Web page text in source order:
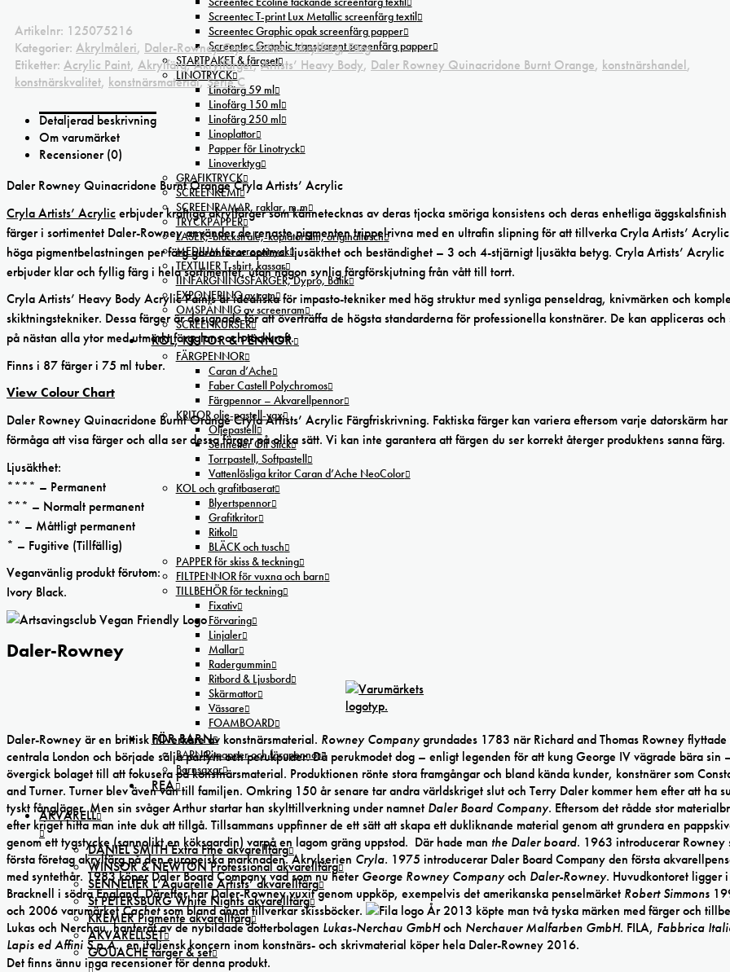
Screentec T-print Lux Metallic screenfärg textil
Screentec Graphic opak screenfärg papper
Screentec Graphic transparent screenfärg papper
STARTPAKET & färgset
LINOTRYCK
Linofärg 59 ml
Linofärg 150 ml
Linofärg 250 ml
Linoplattor
Papper för Linotryck
Linoverktyg
GRAFIKTRYCK
SCREENKEMI
SCREENRAMAR, raklar, m.m
TRYCKPAPPER
LASER,-bläckstråle,-kopiatorfilm, oríginaltusch
MEDIUM för screentryck
TEXTILIER T-shirt, kassar
IINFÄRGNINGSFÄRGER, Dypro, Batik
EXPONERING av ram
OMSPÄNNIG av screenram
SCREENKURSER
KOL, KRITOR & PENNOR
FÄRGPENNOR
Caran d’Ache
Faber Castell Polychromos
Färgpennor – Akvarellpennor
KRITOR olje-pastell-vax
Oljepastell
Sennelier Oil Stick
Torrpastell, Softpastell
Vattenlösliga kritor Caran d’Ache NeoColor
KOL och grafitbaserat
Blyertspennor
Grafitkritor
Ritkol
BLÄCK och tusch
PAPPER för skiss & teckning
FILTPENNOR för vuxna och barn
TILLBEHÖR för teckning
Fixativ
Förvaring
Linjaler
Mallar
Radergummin
Ritbord & Ljusbord
Skärmattor
Vässare
FOAMBOARD
FÖR BARN
BARN Ritpapper och färgpennor
Barnsaxar
REA
AKVARELL
DANIEL SMITH Extra Fine akvarellfärg
WINSOR & NEWTON Professional akvarellfärg
SENNELIER L’Aquarelle Artists’ akvarellfärg
St PETERSBURG White Nights akvarellfärg
KREMER Pigmente akvarellfärg
AKVARELLSET
GOUACHE färger & set
Artikelnr: 125075216
Kategorier: Akrylmåleri, Daler-Rowney Cryla Artists’ akrylfärg,Färg
Etiketter: Acrylic Paint, Akrylfärg,Akrylfärger,Artists’ Heavy Body, Daler Rowney Quinacridone Burnt Orange, konstnärshandel,
konstnärskvalitet, konstnärsmaterial,Serie C
Detaljerad beskrivning
Om varumärket
Recensioner (0)
Daler Rowney Quinacridone Burnt Orange Cryla Artists’ Acrylic
Cryla Artists’ Acrylicerbjuder kraftiga akrylfärger som kännetecknas av deras tjocka smöriga konsistens och deras enhetliga
färger i sortimentet Daler-Rowney använder de renaste pigmenten trippelrivna med en ultrafin slipning för att tillverka Cryla Artists’
höga pigmentbelastningen per färg garanterar optimal ljusäkthet och beständighet – 3 och 4-stjärnigt ljusäkta betyg. Cryla Artists’ Acrylic
erbjuder klar och fyllig färg i hela sortimentet, utan någon synlig färgförskjutning från vått till torrt.
Cryla Artists’ Heavy Body Acrylic Paints är idealiska för impasto-tekniker med hög struktur med synliga penseldrag, knivmärken och
skiktningstekniker. Dessa färger är designade för att överträffa de högsta standarderna för professionella konstnärer. De kan appliceras och
på nästan alla ytor med utmärkt färgglans och täckkraft.
Finns i 87 färger i 75 ml tuber.
View Colour Chart
Daler Rowney Quinacridone Burnt Orange Cryla Artists’ Acrylic Färgfriskrivning. Faktiska färger kan variera eftersom varje datorskärm
förmåga att visa färger och alla ser dessa färger på olika sätt. Vi kan inte garantera att färgen du ser korrekt återger produktens sanna färg.
Ljusäkthet:
**** – Permanent
*** – Normalt permanent
** – Måttligt permanent
* – Fugitive (Tillfällig)
Veganvänlig produkt förutom:
Ivory Black.
Daler-Rowney
Daler-Rowney är en brittisk tillverkare av konstnärsmaterial. Rowney Companygrundades 1783 när Richard and Thomas Rowney
centrala London och började sälja parfym och perukpuder. Då perukmodet dog – enligt legenden för att kung George IV vägrade bära sin
övergick bolaget till att fokusera på konstnärsmaterial. Produktionen rönte stora framgångar och bland kända kunder, konstnärer som
and Turner. Turner blev även vän till familjen. Omkring 150 år senare tar andra världskriget slut och Terry Daler kommer hem efter att ha
tyskt fångläger. Men sin svåger Arthur startar han skylttillverkning under namnet Daler Board Company. Eftersom det rådde stor
efter kriget hitta man inte duk att tillgå. Tillsammans uppfinner de ett sätt att skapa ett dukliknande material genom att grundera en
genom ett tygstycke (sannolikt en köksgardin) varpå en lagom gräng uppstod. Där hade man the Daler board. 1963 introducerar Rowney
första företag akrylfärg på den europeiska marknaden. Akrylserien Cryla. 1975 introducerar Daler Board Company den första
med syntethår. 1983 köper Daler Board Company vad som nu heterGeorge Rowney Companyoch Daler-Rowney. Huvudkontoret ligger i
Bracknell i södra England. Därefter har Daler-Rowney vuxit genom uppköp, exempelvis det amerikanska penselmärket Robert Simmons
och 2006 varumärketCachetsom bland annat tillverkar skissböcker.
År 2013 köpte man två tyska märken med färger och
Lukas och Nerchau, hanterat av de nybildade dotterbolagen Lukas-Nerchau GmbHoch Nerchauer Malfarben GmbH. FILA, Fabbrica
Lapis ed Affini S.p.A., en italiensk koncern inom konstnärs- och skrivmaterial köper hela Daler-Rowney 2016.
Det finns ännu inga recensioner för denna produkt.